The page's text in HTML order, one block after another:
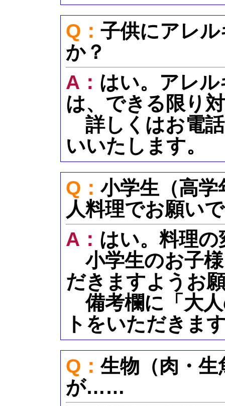
Q： 子供にアレ
か？
A： はい。アレ
は、できる限り
詳しくはお電
いいたします。
Q：小学生（高
人料理でお願い
A： はい。料理
小学生のお子
だきますようお
備考欄に「大
トをいただきま
Q：生物（肉・
が……